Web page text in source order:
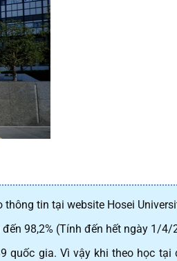
tin tại website Hosei
98,2% (Tính đến hết ngày 1/4/
gia. Vì vậy khi theo học tại